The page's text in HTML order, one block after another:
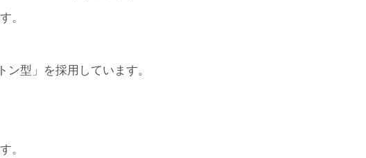
。
型」を採用しています。
。